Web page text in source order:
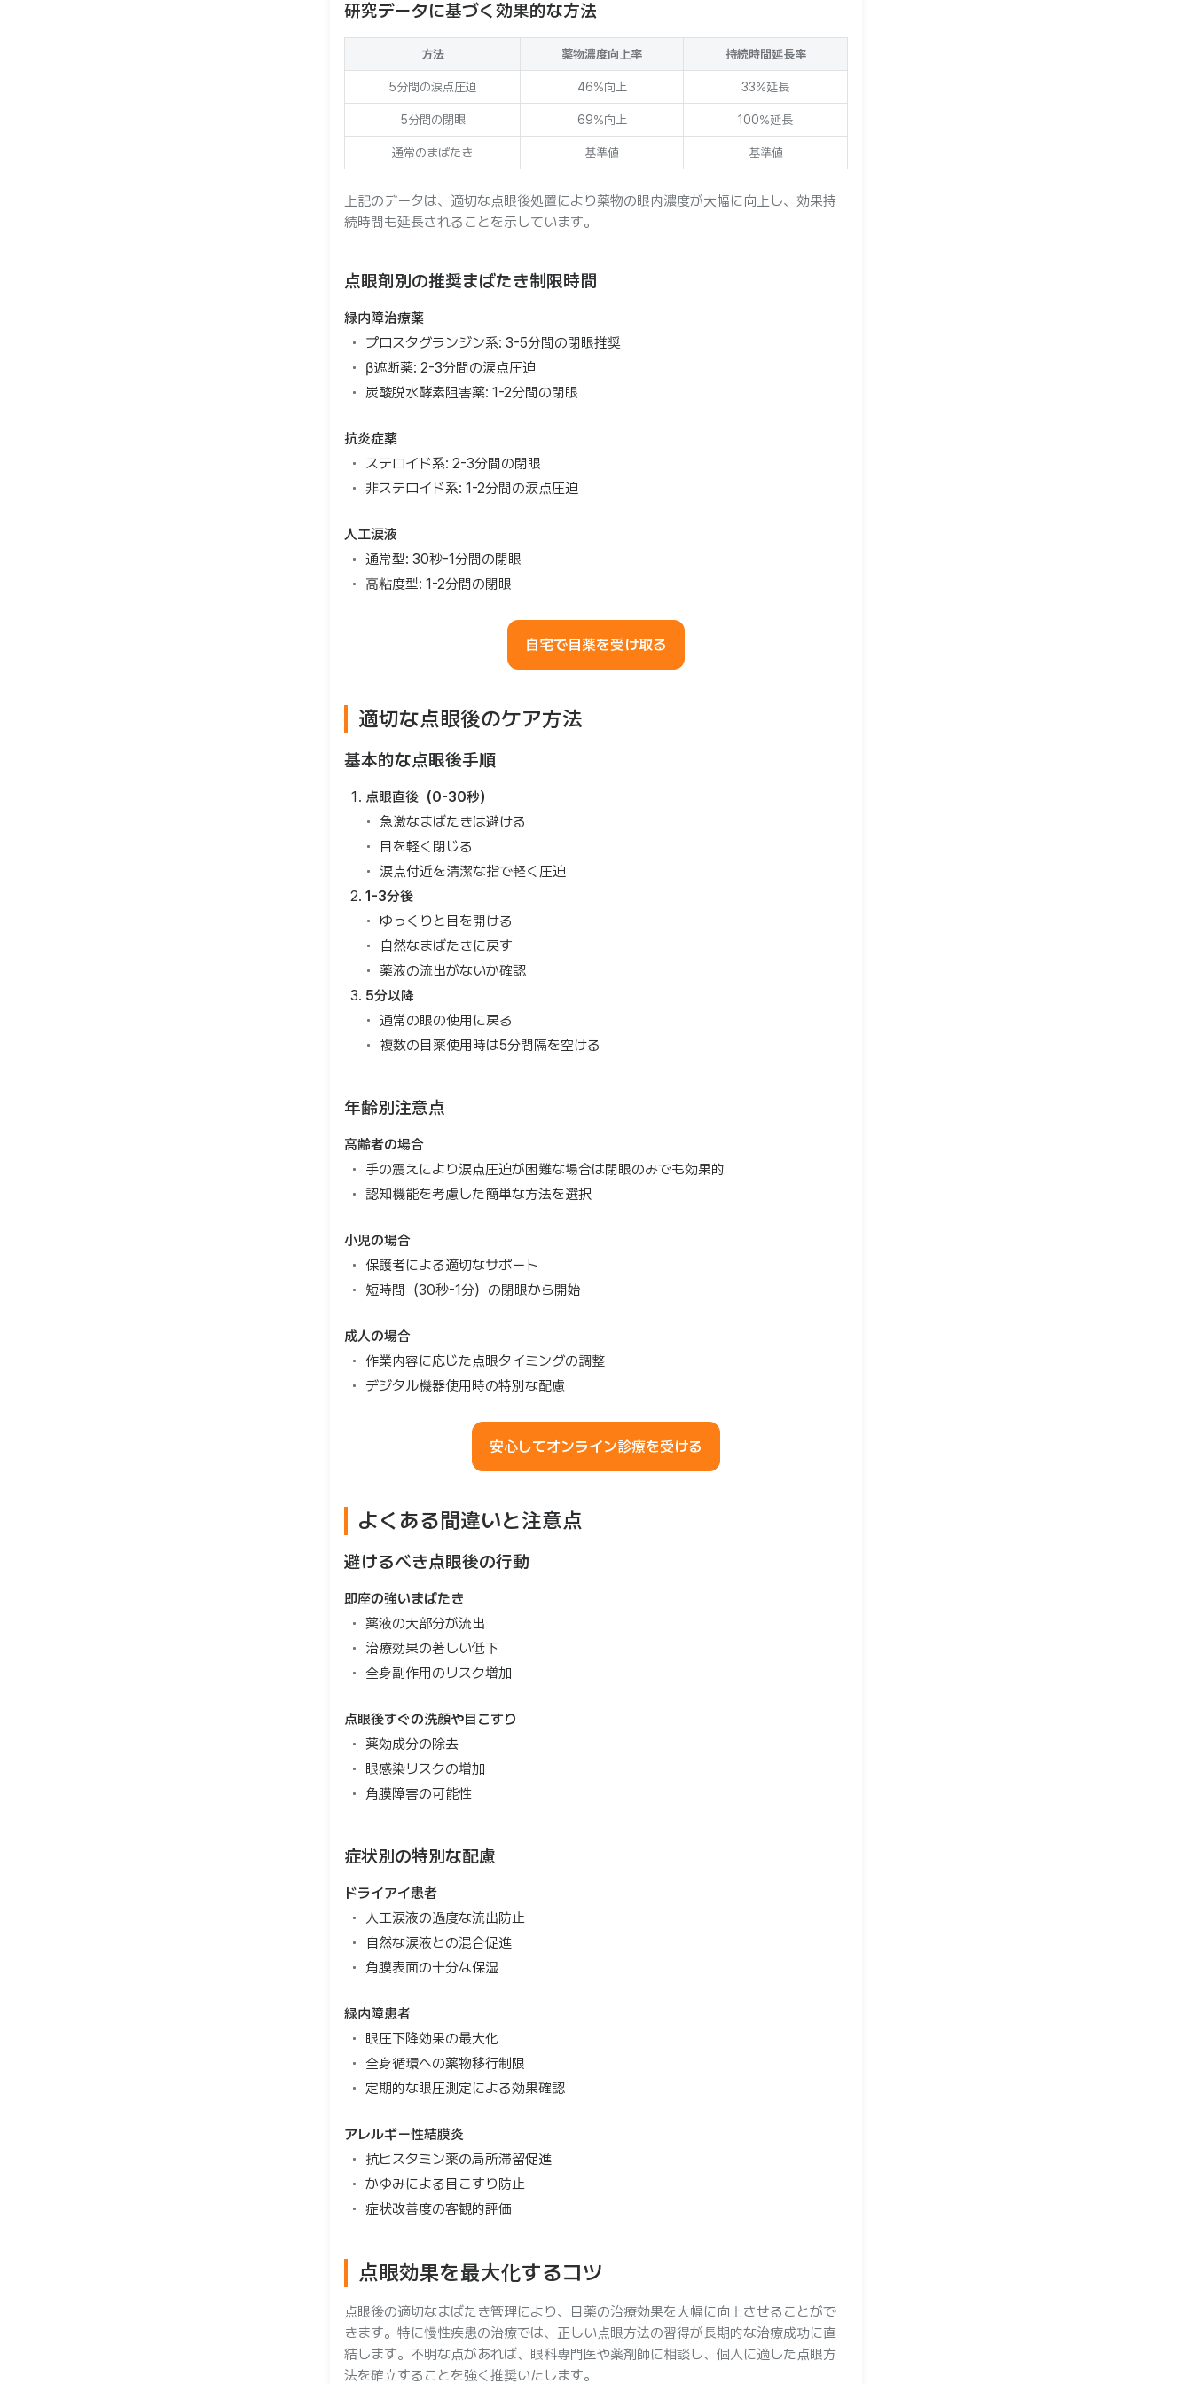
研究データに基づく効果的な方法
方法 薬物濃度向上率 持続時間延長率
5分間の涙点圧迫 46%向上 33%延長
5分間の閉眼 69%向上 100%延長
通常のまばたき 基準値 基準値
上記のデータは、適切な点眼後処置により薬物の眼内濃度が大幅に向上し、効果持
続時間も延長されることを示しています。
点眼剤別の推奨まばたき制限時間
緑内障治療薬
プロスタグランジン系: 3-5分間の閉眼推奨
β遮断薬: 2-3分間の涙点圧迫
炭酸脱水酵素阻害薬: 1-2分間の閉眼
抗炎症薬
ステロイド系: 2-3分間の閉眼
非ステロイド系: 1-2分間の涙点圧迫
人工涙液
通常型: 30秒-1分間の閉眼
高粘度型: 1-2分間の閉眼
自宅で目薬を受け取る
適切な点眼後のケア方法
基本的な点眼後手順
点眼直後（0-30秒）
急激なまばたきは避ける
目を軽く閉じる
涙点付近を清潔な指で軽く圧迫
1-3分後
ゆっくりと目を開ける
自然なまばたきに戻す
薬液の流出がないか確認
5分以降
通常の眼の使用に戻る
複数の目薬使用時は5分間隔を空ける
年齢別注意点
高齢者の場合
手の震えにより涙点圧迫が困難な場合は閉眼のみでも効果的
認知機能を考慮した簡単な方法を選択
小児の場合
保護者による適切なサポート
短時間（30秒-1分）の閉眼から開始
成人の場合
作業内容に応じた点眼タイミングの調整
デジタル機器使用時の特別な配慮
安心してオンライン診療を受ける
よくある間違いと注意点
避けるべき点眼後の行動
即座の強いまばたき
薬液の大部分が流出
治療効果の著しい低下
全身副作用のリスク増加
点眼後すぐの洗顔や目こすり
薬効成分の除去
眼感染リスクの増加
角膜障害の可能性
症状別の特別な配慮
ドライアイ患者
人工涙液の過度な流出防止
自然な涙液との混合促進
角膜表面の十分な保湿
緑内障患者
眼圧下降効果の最大化
全身循環への薬物移行制限
定期的な眼圧測定による効果確認
アレルギー性結膜炎
抗ヒスタミン薬の局所滞留促進
かゆみによる目こすり防止
症状改善度の客観的評価
点眼効果を最大化するコツ
点眼後の適切なまばたき管理により、目薬の治療効果を大幅に向上させることがで
きます。特に慢性疾患の治療では、正しい点眼方法の習得が長期的な治療成功に直
結します。不明な点があれば、眼科専門医や薬剤師に相談し、個人に適した点眼方
法を確立することを強く推奨いたします。